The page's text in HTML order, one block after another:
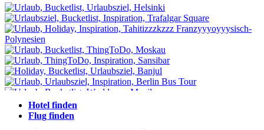
Hotel finden
Flug finden